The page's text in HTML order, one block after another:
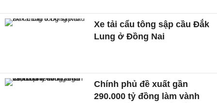
Xe tải cẩu tông sập cầu Đắk
Lung ở Đồng Nai
Chính phủ đề xuất gần
290.000 tỷ đồng làm vành